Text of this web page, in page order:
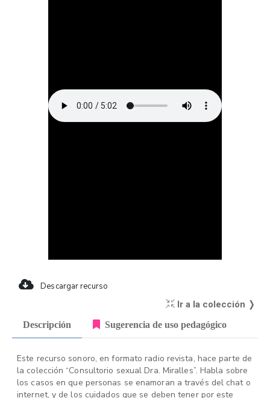
Descargar recurso
Ir a la colección ❭
Descripción Sugerencia de uso pedagógico
Este recurso sonoro, en formato radio revista, hace parte de
la colección “Consultorio sexual Dra. Miralles”. Habla sobre
los casos en que personas se enamoran a través del chat o
internet, y de los cuidados que se deben tener por este